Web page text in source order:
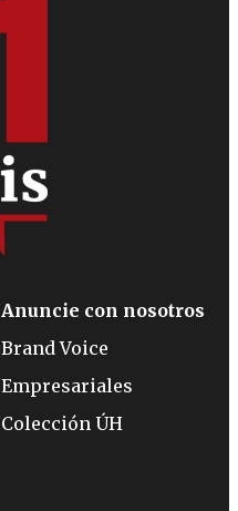
Anuncie con nosotros
Brand Voice
Empresariales
Colección ÚH